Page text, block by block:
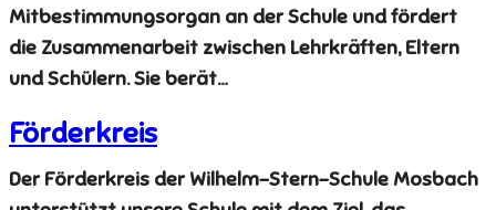
Mitbestimmungsorgan an der Schule und fördert
die Zusammenarbeit zwischen Lehrkräften, Eltern
und Schülern. Sie berät…
Förderkreis
Der Förderkreis der Wilhelm-Stern-Schule Mosbach